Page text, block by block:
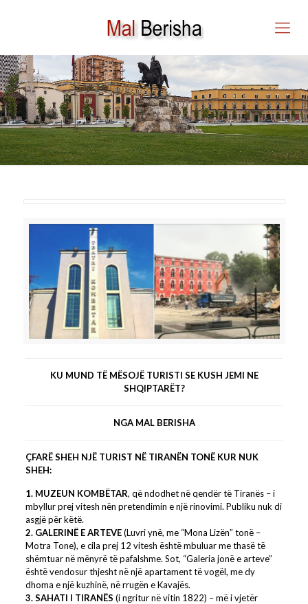
MAL BERISHA – KU MUND
TË MËSOJË TURISTI SE
KUSH JEMI NE
SHQIPTARËT?
KU MUND TË MËSOJË TURISTI SE KUSH JEMI NE
SHQIPTARËT?
NGA MAL BERISHA
ÇFARË SHEH NJË TURIST NË TIRANËN TONË KUR NUK
SHEH:
1. MUZEUN KOMBËTAR, që ndodhet në qendër të Tiranës – i
mbyllur prej vitesh nën pretendimin e një rinovimi. Publiku nuk di
asgjë për këtë.
2. GALERINË E ARTEVE(Luvri ynë, me “Mona Lizën” tonë –
Motra Tone), e cila prej 12 vitesh është mbuluar me thasë të
shëmtuar në mënyrë të pafalshme. Sot, “Galeria jonë e arteve”
është vendosur thjesht në një apartament të vogël, me dy
dhoma e një kuzhinë, në rrugën e Kavajës.
3. SAHATI I TIRANËS (i ngritur në vitin 1822) – më i vjetër